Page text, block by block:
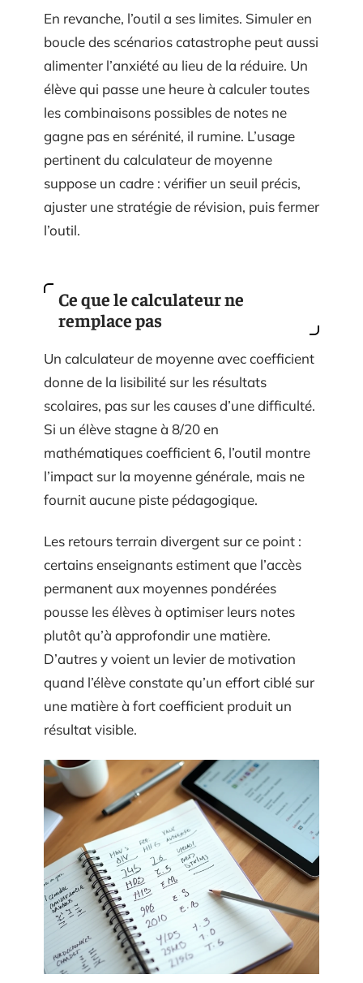
En revanche, l’outil a ses limites. Simuler en
boucle des scénarios catastrophe peut aussi
alimenter l’anxiété au lieu de la réduire. Un
élève qui passe une heure à calculer toutes
les combinaisons possibles de notes ne
gagne pas en sérénité, il rumine. L’usage
pertinent du calculateur de moyenne
suppose un cadre : vérifier un seuil précis,
ajuster une stratégie de révision, puis fermer
l’outil.
Ce que le calculateur ne
remplace pas
Un calculateur de moyenne avec coefficient
donne de la lisibilité sur les résultats
scolaires, pas sur les causes d’une difficulté.
Si un élève stagne à 8/20 en
mathématiques coefficient 6, l’outil montre
l’impact sur la moyenne générale, mais ne
fournit aucune piste pédagogique.
Les retours terrain divergent sur ce point :
certains enseignants estiment que l’accès
permanent aux moyennes pondérées
pousse les élèves à optimiser leurs notes
plutôt qu’à approfondir une matière.
D’autres y voient un levier de motivation
quand l’élève constate qu’un effort ciblé sur
une matière à fort coefficient produit un
résultat visible.